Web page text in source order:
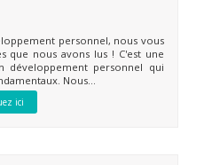
personnel, nous vous
que nous avons lus ! C'est une
développement personnel qui
Nous...
ici